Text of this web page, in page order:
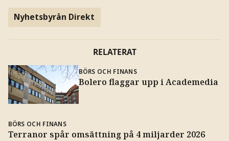
Nyhetsbyrån Direkt
RELATERAT
BÖRS OCH FINANS
Bolero flaggar upp i Academedia
BÖRS OCH FINANS
Terranor spår omsättning på 4 miljarder 2026